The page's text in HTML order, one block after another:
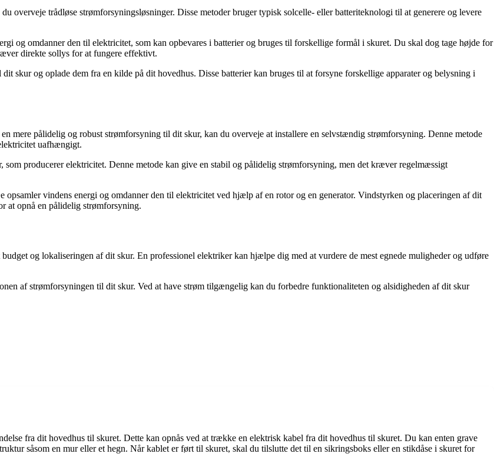
trådløse strømforsyningsløsninger. Disse metoder bruger typisk solcelle- eller batteriteknologi til at generere og levere
og omdanner den til elektricitet, som kan opbevares i batterier og bruges til forskellige formål i skuret. Du skal dog tage højde for
direkte sollys for at fungere effektivt.
skur og oplade dem fra en kilde på dit hovedhus. Disse batterier kan bruges til at forsyne forskellige apparater og belysning i
mere pålidelig og robust strømforsyning til dit skur, kan du overveje at installere en selvstændig strømforsyning. Denne metode
uafhængigt.
producerer elektricitet. Denne metode kan give en stabil og pålidelig strømforsyning, men det kræver regelmæssigt
vindens energi og omdanner den til elektricitet ved hjælp af en rotor og en generator. Vindstyrken og placeringen af dit
at opnå en pålidelig strømforsyning.
og lokaliseringen af ​​dit skur. En professionel elektriker kan hjælpe dig med at vurdere de mest egnede muligheder og udføre
af ​​strømforsyningen til dit skur. Ved at have strøm tilgængelig kan du forbedre funktionaliteten og alsidigheden af dit skur
fra dit hovedhus til skuret. Dette kan opnås ved at trække en elektrisk kabel fra dit hovedhus til skuret. Du kan enten grave
såsom en mur eller et hegn. Når kablet er ført til skuret, skal du tilslutte det til en sikringsboks eller en stikdåse i skuret for